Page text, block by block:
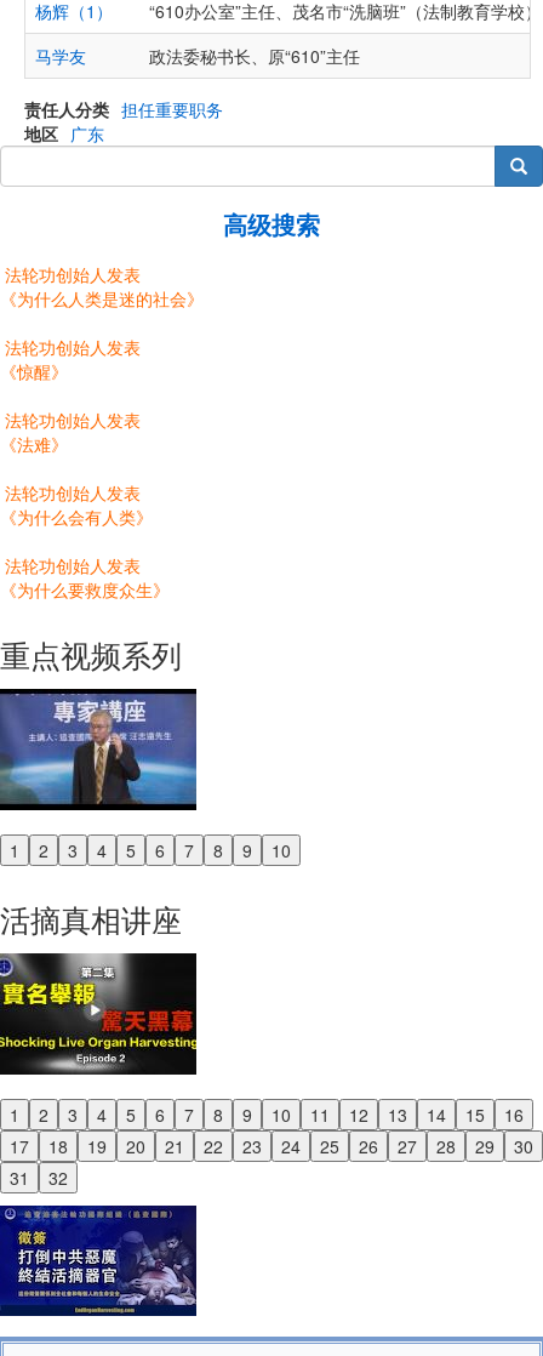
杨辉（1）
“610办公室”主任、茂名市“洗脑班”（法制教育学校
马学友
政法委秘书长、原“610”主任
责任人分类 担任重要职务
地区 广东
搜索
高级搜索
法轮功创始人发表
《为什么人类是迷的社会》
法轮功创始人发表
《惊醒》
法轮功创始人发表
《法难》
法轮功创始人发表
《为什么会有人类》
法轮功创始人发表
《为什么要救度众生》
重点视频系列
1 2 3 4 5 6 7 8 9 10
Previous
活摘真相讲座
1 2 3 4 5 6 7 8 9 10 11 12 13 14 15
16
17
18 19 20 21 22 23 24 25 26 27 28 29
30
31
32
Previous
Next